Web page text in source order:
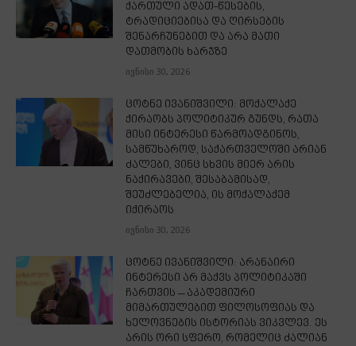
ქართული ადათ-წესების,
ტრადიციებისა და ღირსების
შენარჩუნებით და არა მათი
დათმობის ხარჯზე
ივნისი 30, 2026
ცოტნე ივანიშვილი: მოქალაქე
ქირაობს პოლიტიკურ გუნდს, რათა
მისი ინტერესი წარმოადგინოს,
სამწუხაროდ, საქართველოში არიან
ძალები, ვინც სხვის მიერ არის
ნაქირავები, შესაბამისად,
შეუძლებელია, ის მოქალაქემ
იქირაოს
ივნისი 30, 2026
ცოტნე ივანიშვილი: არანაირი
ინტერესი არ მაქვს პოლიტიკაში
ჩართვის – აკადემიური
მიმართულებით ფილოსოფიას და
ხელოვნების ისტორიას ვიკვლევ. ეს
არის ორი სფერო, რომელიც ძალიან